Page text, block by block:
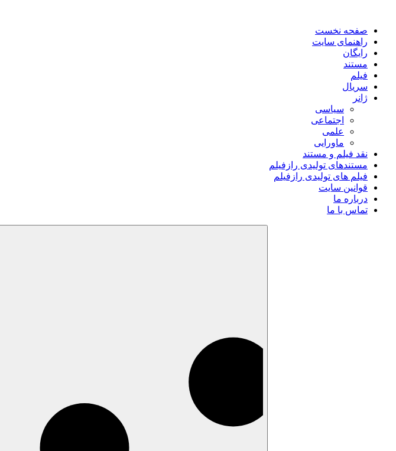
صفحه نخست
راهنمای سایت
رایگان
مستند
فیلم
سریال
ژانر
سیاسی
اجتماعی
علمی
ماورایی
نقد فیلم و مستند
مستندهای تولیدی رازفیلم
فیلم های تولیدی رازفیلم
قوانین سایت
درباره ما
تماس با ما